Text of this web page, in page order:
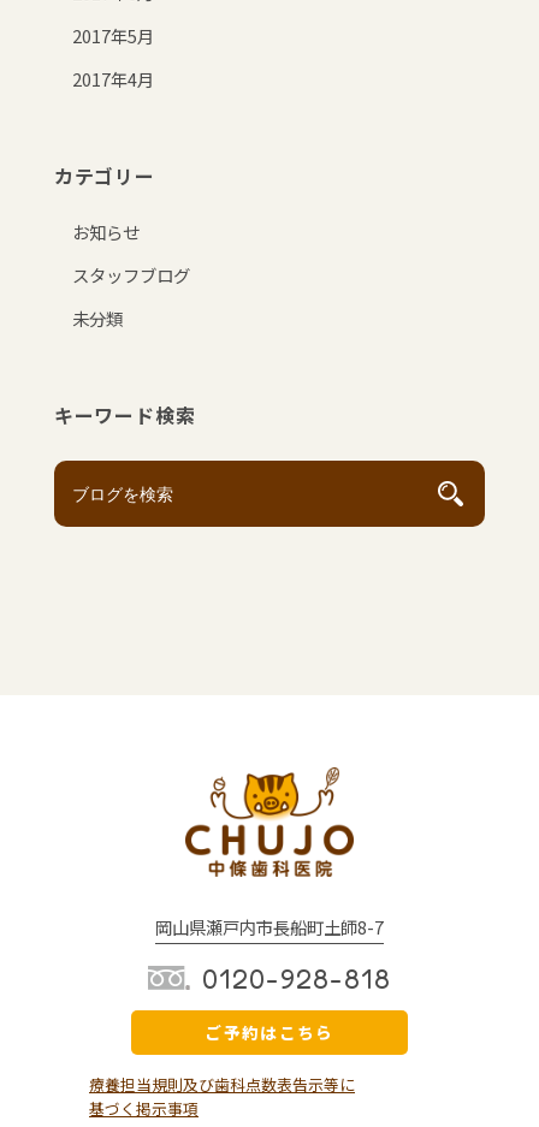
2017年5月
2017年4月
カテゴリー
お知らせ
スタッフブログ
未分類
キーワード検索
岡山県瀬戸内市長船町土師8-7
0120-928-818
ご予約はこちら
療養担当規則及び歯科点数表告示等に
基づく掲示事項